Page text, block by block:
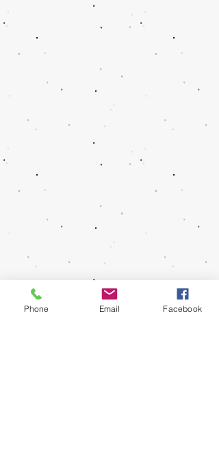
Phone Email Facebook